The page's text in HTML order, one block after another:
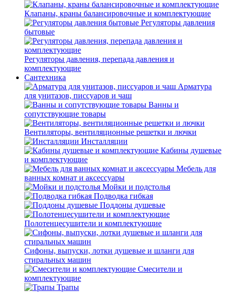
Клапаны, краны балансировочные и комплектующие
Регуляторы давления
бытовые
Регуляторы давления, перепада давления и
комплектующие
Сантехника
Арматура
для унитазов, писсуаров и чаш
Ванны и
сопутствующие товары
Вентиляторы, вентиляционные решетки и лючки
Инсталляции
Кабины душевые
и комплектующие
Мебель для
ванных комнат и аксессуары
Мойки и подстолья
Подводка гибкая
Поддоны душевые
Полотенцесушители и комплектующие
Сифоны, выпуски, лотки душевые и шланги для
стиральных машин
Смесители и
комплектующие
Трапы